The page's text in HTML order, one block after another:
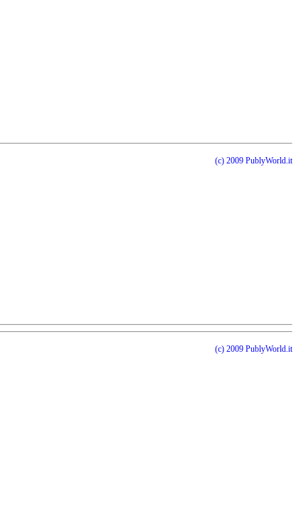
(c) 2009 PublyWorld.it
(c) 2009 PublyWorld.it